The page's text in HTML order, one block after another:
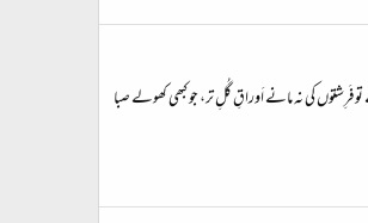
کی نہ مانے اَوراقِ گُلِ تر، جو کبھی کھولے صبا